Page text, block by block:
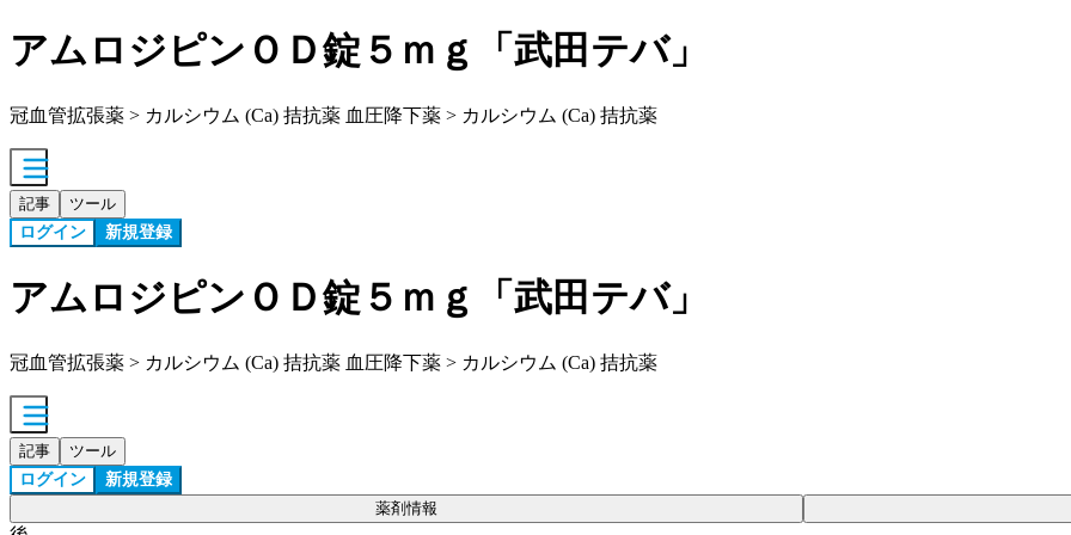
アムロジピンＯＤ錠５ｍｇ「武田テバ」
冠血管拡張薬 > カルシウム (Ca) 拮抗薬 血圧降下薬 > カルシウム (Ca) 拮抗薬
記事 ツール
ログイン 新規登録
アムロジピンＯＤ錠５ｍｇ「武田テバ」
冠血管拡張薬 > カルシウム (Ca) 拮抗薬 血圧降下薬 > カルシウム (Ca) 拮抗薬
記事 ツール
ログイン 新規登録
薬剤情報